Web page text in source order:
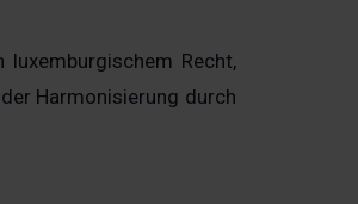
Recht,
Harmonisierung durch